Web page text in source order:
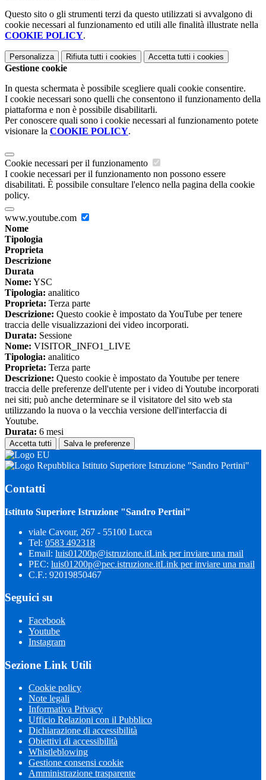
Questo sito o gli strumenti terzi da questo utilizzati si avvalgono di
cookie necessari al funzionamento ed utili alle finalità illustrate nella
COOKIE POLICY.
Personalizza Rifiuta tutti i cookies Accetta tutti i cookies
Gestione cookie
In questa schermata è possibile scegliere quali cookie consentire.
I cookie necessari sono quelli che consentono il funzionamento della
piattaforma e non è possibile disabilitarli.
Per conoscere quali sono i cookie necessari al funzionamento potete
visionare la COOKIE POLICY.
Cookie necessari per il funzionamento
I cookie necessari per il funzionamento non possono essere
disabilitati. È possibile consultare l'elenco nella pagina della cookie
policy.
www.youtube.com
Nome
Tipologia
Proprieta
Descrizione
Durata
Nome: YSC
Tipologia: analitico
Proprieta: Terza parte
Descrizione: Questo cookie è impostato da YouTube per tenere
traccia delle visualizzazioni dei video incorporati.
Durata: Sessione
Nome: VISITOR_INFO1_LIVE
Tipologia: analitico
Proprieta: Terza parte
Descrizione: Questo cookie è impostato da Youtube per tenere
traccia delle preferenze dell'utente per i video di Youtube incorporati
nei siti; può anche determinare se il visitatore del sito web sta
utilizzando la nuova o la vecchia versione dell'interfaccia di
Youtube.
Durata: 6 mesi
Accetta tutti Salva le preferenze
Istituto Superiore Istruzione "Sandro Pertini"
Contatti
Istituto Superiore Istruzione "Sandro Pertini"
viale Cavour, 267 - 55100 Lucca
Tel: 0583 492318
Email: luis01200p@istruzione.itLink per inviare una mail
PEC: luis01200p@pec.istruzione.itLink per inviare una mail
C.F.: 92019850467
Seguici su
Facebook
Youtube
Instagram
Sezione Link Utili
Cookie policy
Note legali
Informativa Privacy
Ufficio Relazioni con il Pubblico
Dichiarazione di accessibilità
Obiettivi di accessibilità
Whistleblowing
Gestione consensi cookie
Amministrazione trasparente